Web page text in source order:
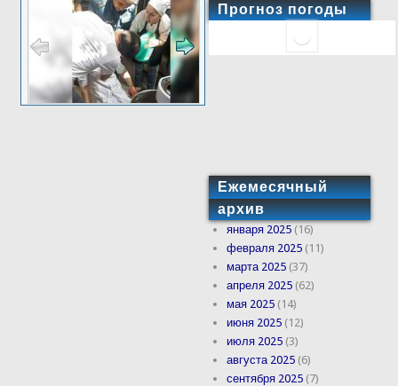
Прогноз погоды
Ежемесячный
архив
января 2025 (16)
февраля 2025 (11)
марта 2025 (37)
апреля 2025 (62)
мая 2025 (14)
июня 2025 (12)
июля 2025 (3)
августа 2025 (6)
сентября 2025 (7)